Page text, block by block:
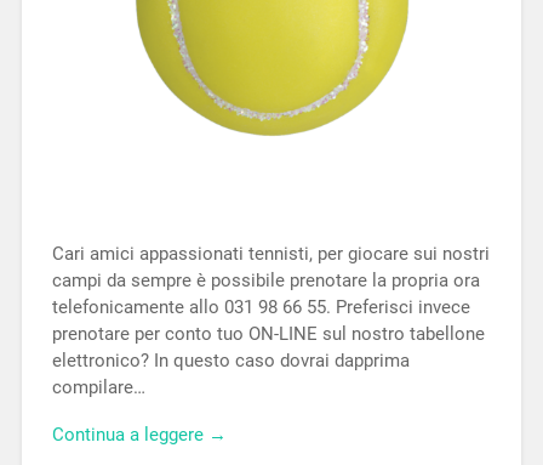
Cari amici appassionati tennisti, per giocare sui nostri
campi da sempre è possibile prenotare la propria ora
telefonicamente allo 031 98 66 55. Preferisci invece
prenotare per conto tuo ON-LINE sul nostro tabellone
elettronico? In questo caso dovrai dapprima
compilare…
Continua a leggere →